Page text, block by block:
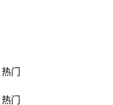
热门
热门